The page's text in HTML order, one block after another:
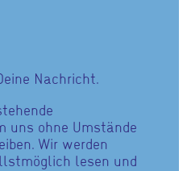
Nachricht.
uns ohne Umstände
Wir werden
lesen und